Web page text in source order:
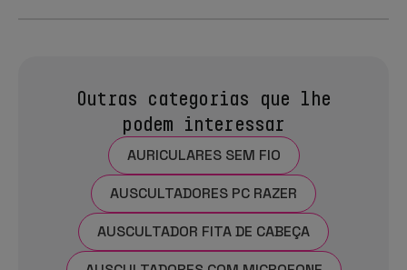
Outras categorias que lhe
podem interessar
AURICULARES SEM FIO
AUSCULTADORES PC RAZER
AUSCULTADOR FITA DE CABEÇA